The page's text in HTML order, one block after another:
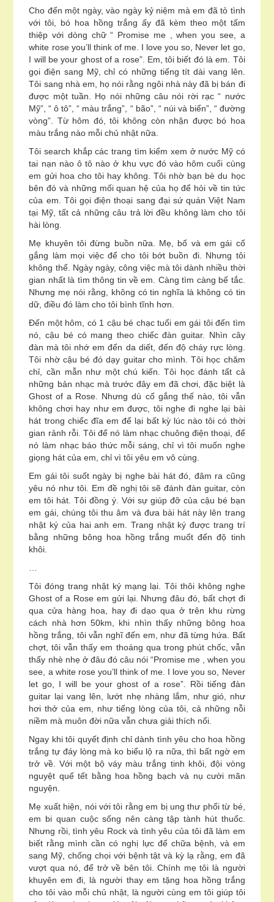
Cho đến một ngày, vào ngày kỷ niệm mà em đã tỏ tình
với tôi, bó hoa hồng trắng ấy đã kèm theo một tấm
thiệp với dòng chữ “ Promise me , when you see, a
white rose you’ll think of me. I love you so, Never let go,
I will be your ghost of a rose”. Em, tôi biết đó là em. Tôi
gọi điện sang Mỹ, chỉ có những tiếng tít dài vang lên.
Tôi sang nhà em, họ nói rằng ngôi nhà này đã bị bán đi
được một tuần. Họ nói những câu nói rời rạc “ nước
Mỹ”, “ ô tô”, “ màu trắng”, “ bão”, “ núi và biển”, “ đường
vòng”. Từ hôm đó, tôi không còn nhận được bó hoa
màu trắng nào mỗi chủ nhật nữa.
Tôi search khắp các trang tìm kiếm xem ở nước Mỹ có
tai nạn nào ô tô nào ở khu vực đó vào hôm cuối cùng
em gửi hoa cho tôi hay không. Tôi nhờ bạn bè du học
bên đó và những mối quan hệ của họ để hỏi về tin tức
của em. Tôi gọi điện thoại sang đại sứ quán Việt Nam
tại Mỹ, tất cả những câu trả lời đều không làm cho tôi
hài lòng.
Mẹ khuyên tôi đừng buồn nữa. Mẹ, bố và em gái cố
gắng làm mọi việc để cho tôi bớt buồn đi. Nhưng tôi
không thể. Ngày ngày, công việc mà tôi dành nhiều thời
gian nhất là tìm thông tin về em. Càng tìm càng bế tắc.
Nhưng mẹ nói rằng, không có tin nghĩa là không có tin
dữ, điều đó làm cho tôi bình tĩnh hơn.
Đến một hôm, có 1 cậu bé chạc tuổi em gái tôi đến tìm
nó, cậu bé có mang theo chiếc đàn guitar. Nhìn cây
đàn mà tôi nhớ em đến da diết, đến độ cháy rực lòng.
Tôi nhờ cậu bé đó dạy guitar cho mình. Tôi học chăm
chỉ, cần mẫn như một chú kiến. Tôi học đánh tất cả
những bản nhạc mà trước đây em đã chơi, đặc biệt là
Ghost of a Rose. Nhưng dù cố gắng thế nào, tôi vẫn
không chơi hay như em được, tôi nghe đi nghe lại bài
hát trong chiếc đĩa em để lại bất kỳ lúc nào tôi có thời
gian rảnh rỗi. Tôi để nó làm nhạc chuông điện thoại, để
nó làm nhạc báo thức mỗi sáng, chỉ vì tôi muốn nghe
giọng hát của em, chỉ vì tôi yêu em vô cùng.
Em gái tôi suốt ngày bị nghe bài hát đó, đâm ra cũng
yêu nó như tôi. Em đề nghị tôi sẽ đánh đàn guitar, còn
em tôi hát. Tôi đồng ý. Với sự giúp đỡ của cậu bé bạn
em gái, chúng tôi thu âm và đưa bài hát này lên trang
nhật ký của hai anh em. Trang nhật ký được trang trí
bằng những bông hoa hồng trắng muốt đến độ tinh
khôi.
Tôi đóng trang nhật ký mạng lại. Tôi thôi không nghe
Ghost of a Rose em gửi lại. Nhưng đâu đó, bất chợt đi
qua cửa hàng hoa, hay đi dạo qua ở trên khu rừng
cách nhà hơn 50km, khi nhìn thấy những bông hoa
hồng trắng, tôi vẫn nghĩ đến em, như đã từng hứa. Bất
chợt, tôi vẫn thấy em thoáng qua trong phút chốc, vẫn
thấy nhè nhẹ ở đâu đó câu nói “Promise me , when you
see, a white rose you’ll think of me. I love you so, Never
let go, I will be your ghost of a rose”. Rồi tiếng đàn
guitar lại vang lên, lướt nhẹ nhàng lắm, như gió, như
hơi thở của em, như tiếng lòng của tôi, cả những nỗi
niềm mà muôn đời nữa vẫn chưa giải thích nổi.
Ngay khi tôi quyết định chỉ dành tình yêu cho hoa hồng
trắng tự đáy lòng mà ko biểu lộ ra nữa, thì bất ngờ em
trở về. Với một bộ váy màu trắng tinh khôi, đội vòng
nguyệt quế tết bằng hoa hồng bạch và nụ cười mãn
nguyện.
Mẹ xuất hiện, nói với tôi rằng em bị ung thư phổi từ bé,
em bi quan cuộc sống nên càng tập tành hút thuốc.
Nhưng rồi, tình yêu Rock và tình yêu của tôi đã làm em
biết rằng mình cần có nghị lực để chữa bệnh, và em
sang Mỹ, chống chọi với bệnh tật và kỳ lạ rằng, em đã
vượt qua nó, để trở về bên tôi. Chính mẹ tôi là người
khuyên em đi, là người thay em tặng hoa hồng trắng
cho tôi vào mỗi chủ nhật, là người cùng em tôi giúp tôi